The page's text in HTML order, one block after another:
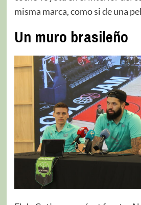
misma marca, como si de una
Un muro brasileño